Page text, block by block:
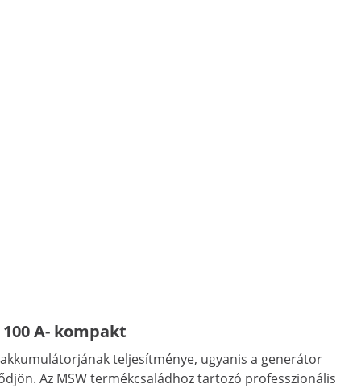
A- kompakt
teljesítménye, ugyanis a generátor
Az MSW termékcsaládhoz tartozó professzionális